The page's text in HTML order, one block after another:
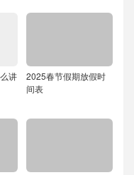
讲
2025春节假期放假时
间表